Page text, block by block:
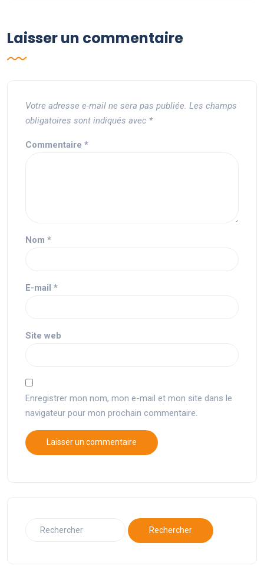
Laisser un commentaire
Votre adresse e-mail ne sera pas publiée. Les champs
obligatoires sont indiqués avec *
Commentaire *
Nom *
E-mail *
Site web
Enregistrer mon nom, mon e-mail et mon site dans le
navigateur pour mon prochain commentaire.